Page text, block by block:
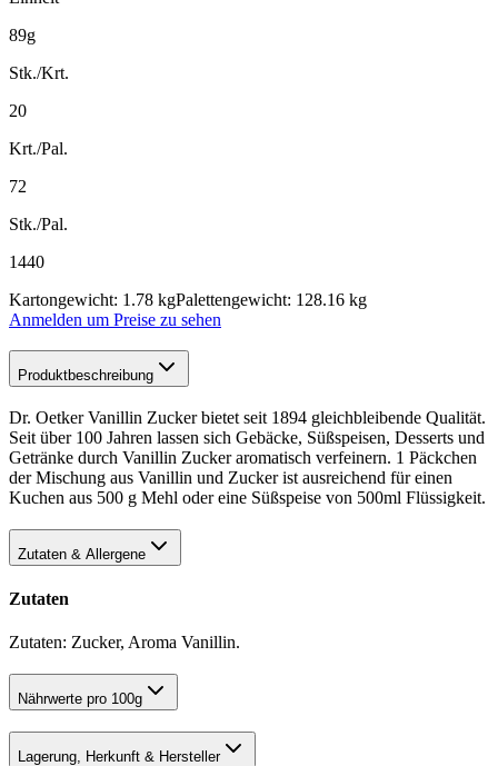
89g
Stk./Krt.
20
Krt./Pal.
72
Stk./Pal.
1440
Kartongewicht: 1.78 kgPalettengewicht: 128.16 kg
Anmelden um Preise zu sehen
Produktbeschreibung
Dr. Oetker Vanillin Zucker bietet seit 1894 gleichbleibende Qualität.
Seit über 100 Jahren lassen sich Gebäcke, Süßspeisen, Desserts und
Getränke durch Vanillin Zucker aromatisch verfeinern. 1 Päckchen
der Mischung aus Vanillin und Zucker ist ausreichend für einen
Kuchen aus 500 g Mehl oder eine Süßspeise von 500ml Flüssigkeit.
Zutaten & Allergene
Zutaten
Zutaten: Zucker, Aroma Vanillin.
Nährwerte pro 100g
Lagerung, Herkunft & Hersteller